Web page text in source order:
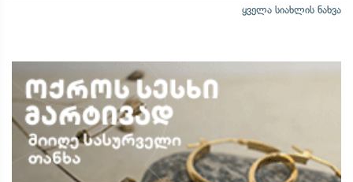
ყველა სიახლის ნახვა